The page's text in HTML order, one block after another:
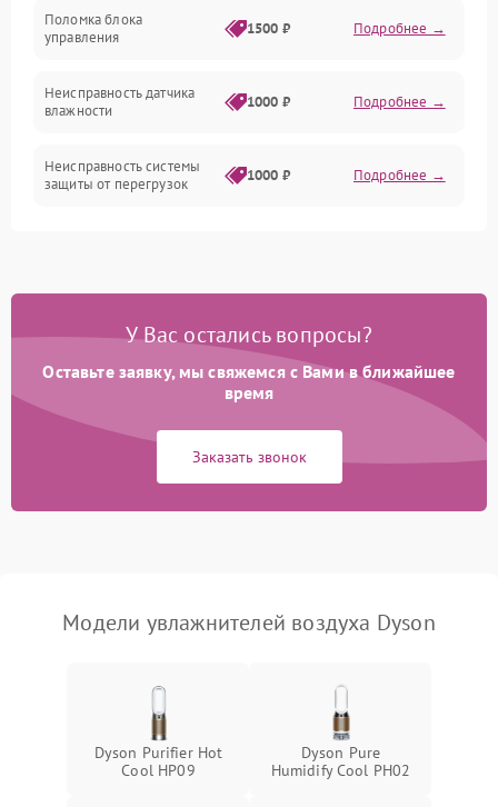
Датчики
Поломка блока
управления
1500 ₽ Подробнее →
Неисправность датчика
влажности
1000 ₽ Подробнее →
Неисправность системы
защиты от перегрузок
1000 ₽ Подробнее →
Поломка системы защиты
от короткого замыкания
1000 ₽ Подробнее →
защиты от перегрева
Подробнее →
Повреждение системы
перенапряжения
У Вас остались вопросы?
Оставьте заявку, мы свяжемся с Вами в ближайшее
время
Заказать звонок
Модели увлажнителей воздуха Dyson
Dyson Purifier Hot
Cool HP09
Dyson Pure
Humidify Cool PH02